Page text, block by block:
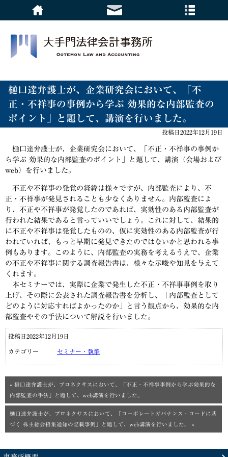
樋口達弁護士が、企業研究会において、「不
正・不祥事の事例から学ぶ 効果的な内部監査の
ポイント」と題して、講演を行いました。
投稿日2022年12月19日
樋口達弁護士が、企業研究会において、「不正・不祥事の事例か
ら学ぶ 効果的な内部監査のポイント」と題して、講演（会場および
web）を行いました。
不正や不祥事の発覚の経緯は様々ですが、内部監査により、不
正・不祥事が発見されることも少なくありません。内部監査によ
り、不正や不祥事が発覚したのであれば、実効性のある内部監査が
行われた結果であると言っていいでしょう。これに対して、結果的
に不正や不祥事は発覚したものの、仮に実効性のある内部監査が行
われていれば、もっと早期に発見できたのではないかと思われる事
例もあります。このように、内部監査の実務を考えるうえで、企業
の不正や不祥事に関する調査報告書は、様々な示唆や知見を与えて
くれます。
本セミナーでは、実際に企業で発生した不正・不祥事事例を取り
上げ、その際に公表された調査報告書を分析し、「内部監査として
どのように対応すればよかったのか」と言う観点から、効果的な内
部監査やその手法について解説を行いました。
投稿日2022年12月19日
カテゴリー セミナー・執筆
« 樋口達弁護士が、プロネクサスにおいて、「不正・不祥事事例から学ぶ効果的な
内部監査の手法」と題して、web講演を行いました。
樋口達弁護士が、プロネクサスにおいて、「コーポレートガバナンス・コードに基
づく 株主総会招集通知の記載事例」と題して、web講演を行いました。 »